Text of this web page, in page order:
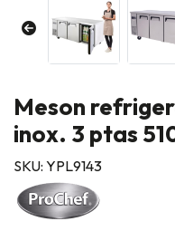
Meson
inox. 3 ptas
SKU: YPL9143